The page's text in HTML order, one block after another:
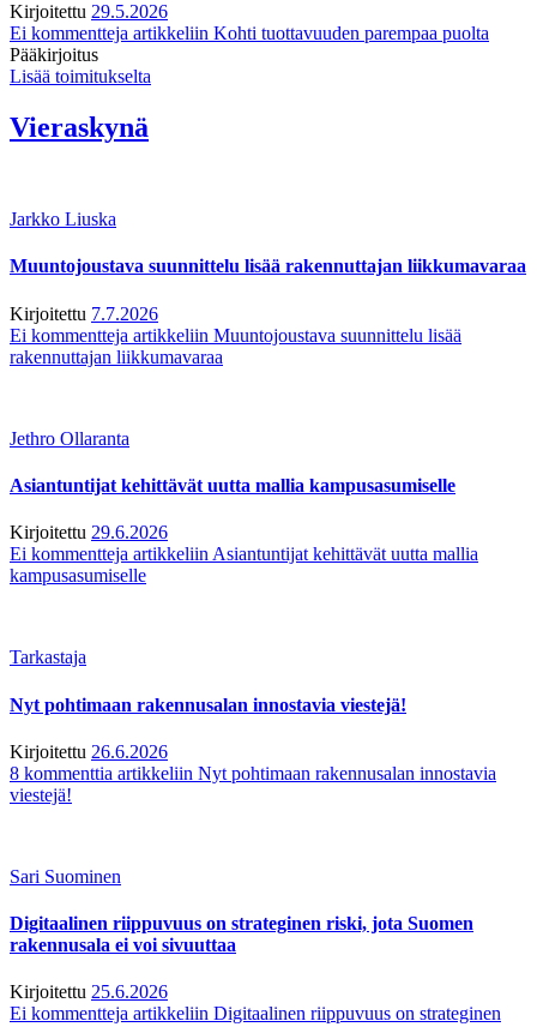
Kirjoitettu 29.5.2026
Ei kommentteja artikkeliin Kohti tuottavuuden parempaa puolta
Pääkirjoitus
Lisää toimitukselta
Vieraskynä
Jarkko Liuska
Muuntojoustava suunnittelu lisää rakennuttajan liikkumavaraa
Kirjoitettu 7.7.2026
Ei kommentteja artikkeliin Muuntojoustava suunnittelu lisää
rakennuttajan liikkumavaraa
Jethro Ollaranta
Asiantuntijat kehittävät uutta mallia kampusasumiselle
Kirjoitettu 29.6.2026
Ei kommentteja artikkeliin Asiantuntijat kehittävät uutta mallia
kampusasumiselle
Tarkastaja
Nyt pohtimaan rakennusalan innostavia viestejä!
Kirjoitettu 26.6.2026
8 kommenttia artikkeliin Nyt pohtimaan rakennusalan innostavia
viestejä!
Sari Suominen
Digitaalinen riippuvuus on strateginen riski, jota Suomen
rakennusala ei voi sivuuttaa
Kirjoitettu 25.6.2026
Ei kommentteja artikkeliin Digitaalinen riippuvuus on strateginen